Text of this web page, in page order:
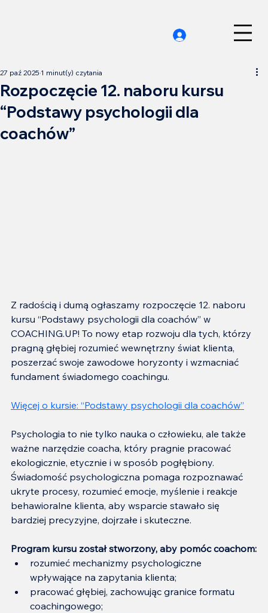
Rozpoczęcie 12. naboru kursu
“Podstawy psychologii dla
coachów”
27 paź 2025 1 minut(y) czytania
Z radością i dumą ogłaszamy rozpoczęcie 12. naboru
kursu “Podstawy psychologii dla coachów” w
COACHING.UP! To nowy etap rozwoju dla tych, którzy
pragną głębiej rozumieć wewnętrzny świat klienta,
poszerzać swoje zawodowe horyzonty i wzmacniać
fundament świadomego coachingu.
Więcej o kursie: “Podstawy psychologii dla coachów”
Psychologia to nie tylko nauka o człowieku, ale także
ważne narzędzie coacha, który pragnie pracować
ekologicznie, etycznie i w sposób pogłębiony.
Świadomość psychologiczna pomaga rozpoznawać
ukryte procesy, rozumieć emocje, myślenie i reakcje
behawioralne klienta, aby wsparcie stawało się
bardziej precyzyjne, dojrzałe i skuteczne.
Program kursu został stworzony, aby pomóc coachom:
rozumieć mechanizmy psychologiczne
wpływające na zapytania klienta;
pracować głębiej, zachowując granice formatu
coachingowego;